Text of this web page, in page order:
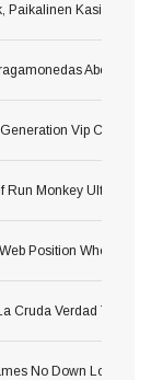
Paikalinen
Abertura
Vip Casino
Monkey Ultra Hot
Position Where
Cruda Verdad
No Down Load No